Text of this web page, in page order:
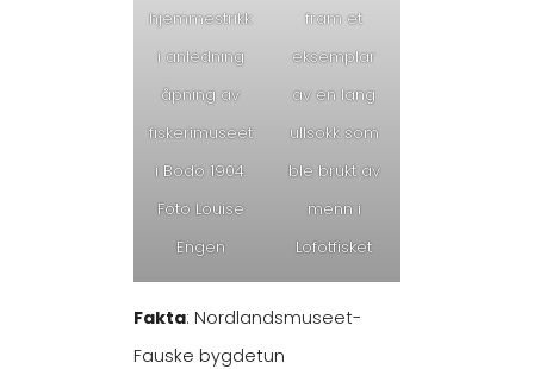
hjemmestrikk
i anledning
åpning av
fiskerimuseet
i Bodø 1904.
Foto Louise
Engen
fram et
eksemplar
av en lang
ullsokk som
ble brukt av
menn i
Lofotfisket
Fakta: Nordlandsmuseet-
Fauske bygdetun